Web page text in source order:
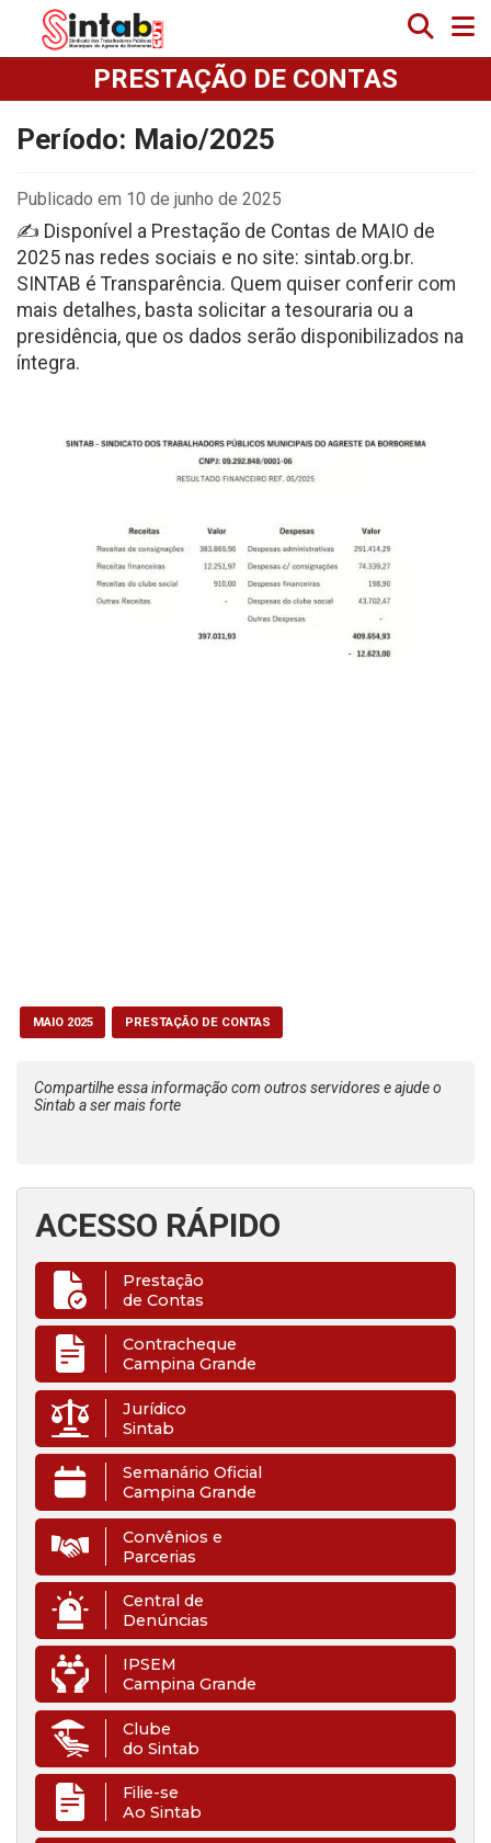
PRESTAÇÃO DE CONTAS
Período: Maio/2025
Publicado em 10 de junho de 2025
✍️ Disponível a Prestação de Contas de MAIO de
2025 nas redes sociais e no site: sintab.org.br.
SINTAB é Transparência. Quem quiser conferir com
mais detalhes, basta solicitar a tesouraria ou a
presidência, que os dados serão disponibilizados na
íntegra.
MAIO 2025 PRESTAÇÃO DE CONTAS
Compartilhe essa informação com outros servidores e ajude o
Sintab a ser mais forte
ACESSO RÁPIDO
Prestação
de Contas
Contracheque
Campina Grande
Jurídico
Sintab
Semanário Oficial
Campina Grande
Convênios e
Parcerias
Central de
Denúncias
IPSEM
Campina Grande
Clube
do Sintab
Filie-se
Ao Sintab